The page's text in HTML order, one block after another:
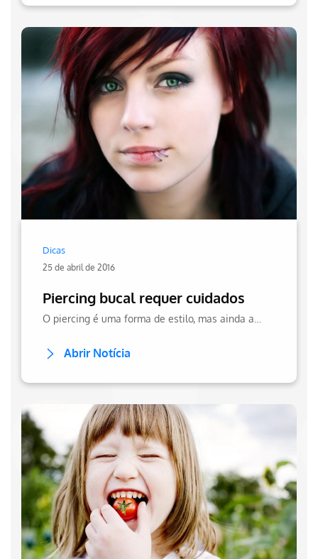
Dicas
25 de abril de 2016
Piercing bucal requer cuidados
Abrir Notícia